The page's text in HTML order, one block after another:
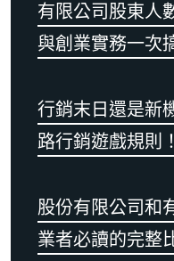
有限公司股東人
與創業實務一次
行銷末日還是新
路行銷遊戲規則！
股份有限公司和
業者必讀的完整